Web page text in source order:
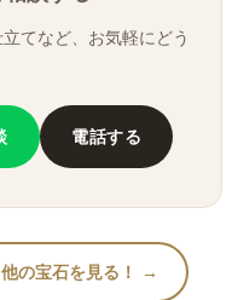
てなど、お気軽にどう
電話する
他の宝石を見る！ →